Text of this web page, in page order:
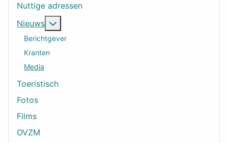
Nuttige adressen
Nieuws
Berichtgever
Kranten
Media
Toeristisch
Fotos
Films
OVZM